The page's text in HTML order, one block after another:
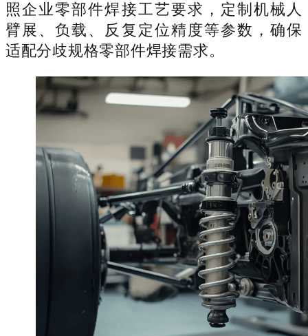
照企业零部件焊接工艺要求，定制机械人
臂展、负载、反复定位精度等参数，确保
适配分歧规格零部件焊接需求。